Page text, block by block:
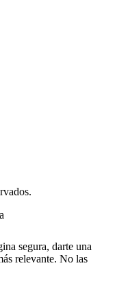
segura, darte una
relevante. No las